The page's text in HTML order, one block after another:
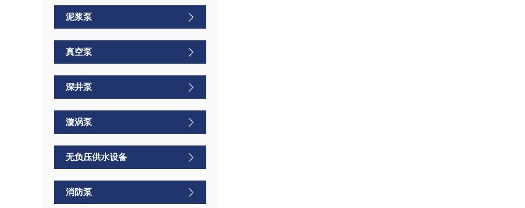
泥浆泵
真空泵
深井泵
漩涡泵
无负压供水设备
消防泵